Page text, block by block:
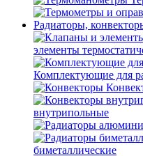
Радиаторы,
элементы
Комплектующие для
внутрипольные
биметаллические